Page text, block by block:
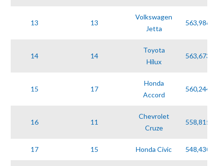
13 13
Volkswagen
Jetta
563,986
14 14
Toyota
Hilux
563,673
15 17
Honda
Accord
560,244
16 11
Chevrolet
Cruze
558,815
17 15 Honda Civic 548,430